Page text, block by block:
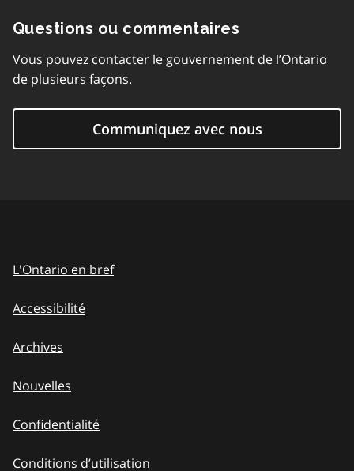
Questions ou commentaires
Vous pouvez contacter le gouvernement de l’Ontario
de plusieurs façons.
Communiquez avec nous
L'Ontario en bref
Accessibilité
Archives
Nouvelles
Confidentialité
Conditions d’utilisation